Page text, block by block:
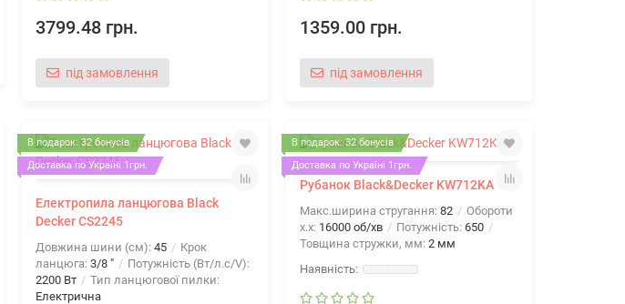
3799.48 грн.
під замовлення
1359.00 грн.
під замовлення
В подарок: 32 бонусів
Доставка по Україні 1грн.
Електропила ланцюгова Black
Decker CS2245
Довжина шини (см): 45
Крок
ланцюга: 3/8 "
Потужність (Вт/л.с/V):
2200 Вт
Тип ланцюгової пилки:
Електрична
В подарок: 32 бонусів
Доставка по Україні 1грн.
Рубанок Black&Decker KW712KA
Макс.ширина стругання: 82
Обороти
х.х: 16000 об/хв Потужність: 650
Товщина стружки, мм: 2 мм